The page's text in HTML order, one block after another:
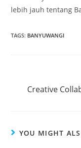
lebih jauh tentang
TAGS: BANYUWANGI
Creative
YOU MIGHT